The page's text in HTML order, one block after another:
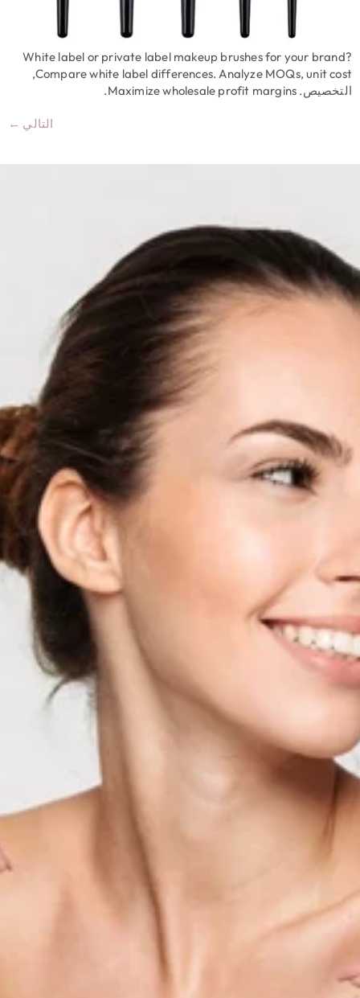
White label or private label makeup brushes for your
Compare white label differences.Analyze MOQs,unit
,
Maximize wholesale profit margins
.
التالي←